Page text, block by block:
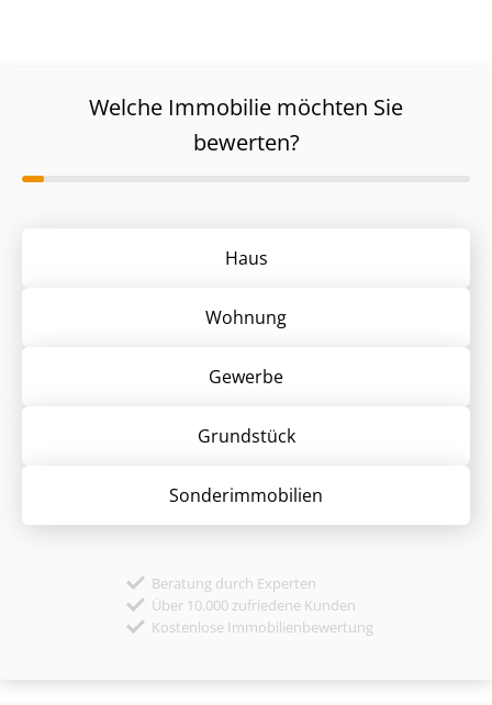
Welche Immobilie möchten Sie
bewerten?
Haus
Wohnung
Gewerbe
Grund­stück
Sonder­immobilien
Beratung durch Experten
Über 10.000 zufriedene Kunden
Kostenlose Immobilienbewertung